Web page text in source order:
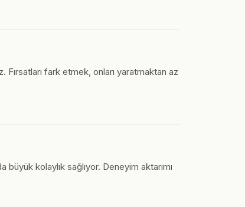
fark etmek, onları yaratmaktan az
büyük kolaylık sağlıyor. Deneyim aktarımı